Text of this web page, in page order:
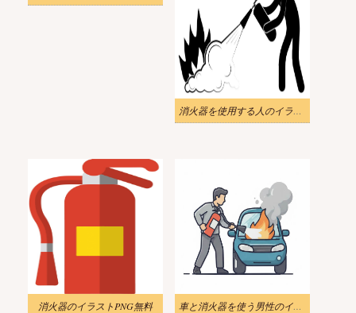
消火器を使用する人のイラスト 白黒
消火器のイラストPNG無料 車と消火器を使う男性のイラスト